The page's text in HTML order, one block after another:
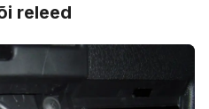
releed